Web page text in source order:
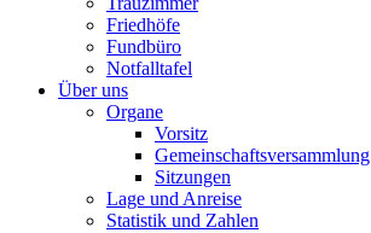
Friedhöfe
Fundbüro
Notfalltafel
Über uns
Organe
Vorsitz
Gemeinschaftsversammlung
Sitzungen
Lage und Anreise
Statistik und Zahlen